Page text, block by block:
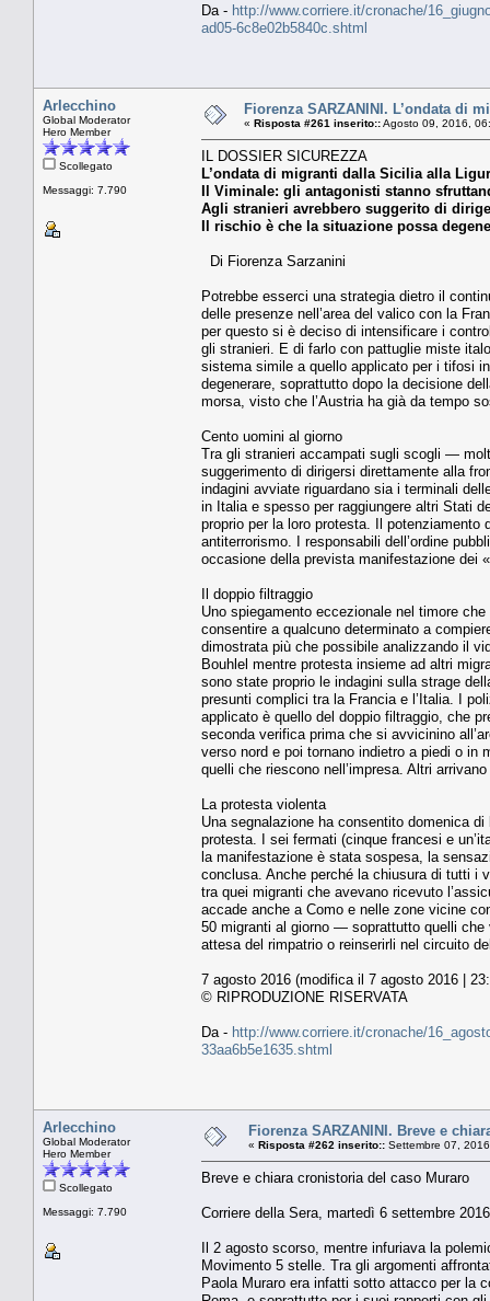
Da - http://www.corriere.it/cronache/
ad05-6c8e02b5840c.shtml
Arlecchino
Global Moderator
Hero Member
Scollegato
Messaggi: 7.790
Fiorenza SARZANINI. L’ondata di
« Risposta #261 inserito::Agosto 09, 2016,
IL DOSSIER SICUREZZA
L’ondata di migranti dalla Sicilia alla
Il Viminale: gli antagonisti stanno
Agli stranieri avrebbero suggerito di
Il rischio è che la situazione possa
Di Fiorenza Sarzanini
Potrebbe esserci una strategia dietro il
delle presenze nell’area del valico con la
per questo si è deciso di intensificare i
gli stranieri. E di farlo con pattuglie miste
sistema simile a quello applicato per i tifosi
degenerare, soprattutto dopo la decisione
morsa, visto che l’Austria ha già da tempo
Cento uomini al giorno
Tra gli stranieri accampati sugli scogli —
suggerimento di dirigersi direttamente alla
indagini avviate riguardano sia i terminali
in Italia e spesso per raggiungere altri Stati
proprio per la loro protesta. Il potenziamento
antiterrorismo. I responsabili dell’ordine
occasione della prevista manifestazione dei
Il doppio filtraggio
Uno spiegamento eccezionale nel timore
consentire a qualcuno determinato a
dimostrata più che possibile analizzando il
Bouhlel mentre protesta insieme ad altri
sono state proprio le indagini sulla strage
presunti complici tra la Francia e l’Italia. I
applicato è quello del doppio filtraggio, che
seconda verifica prima che si avvicinino
verso nord e poi tornano indietro a piedi o in
quelli che riescono nell’impresa. Altri
La protesta violenta
Una segnalazione ha consentito domenica
protesta. I sei fermati (cinque francesi e
la manifestazione è stata sospesa, la
conclusa. Anche perché la chiusura di tutti i
tra quei migranti che avevano ricevuto
accade anche a Como e nelle zone vicine
50 migranti al giorno — soprattutto quelli
attesa del rimpatrio o reinserirli nel circuito
7 agosto 2016 (modifica il 7 agosto 2016 |
© RIPRODUZIONE RISERVATA
Da - http://www.corriere.it/cronache/
33aa6b5e1635.shtml
Arlecchino
Global Moderator
Hero Member
Scollegato
Messaggi: 7.790
Fiorenza SARZANINI. Breve e
« Risposta #262 inserito:: Settembre 07,
Breve e chiara cronistoria del caso Muraro
Corriere della Sera, martedì 6 settembre 2016
Il 2 agosto scorso, mentre infuriava la
Movimento 5 stelle. Tra gli argomenti
Paola Muraro era infatti sotto attacco per la